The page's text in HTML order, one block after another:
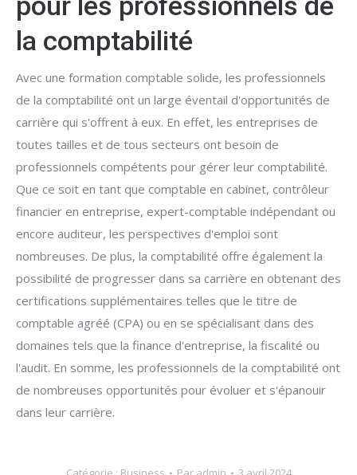
la comptabilité
Avec une formation comptable solide, les professionnels
de la comptabilité ont un large éventail d'opportunités de
carrière qui s'offrent à eux. En effet, les entreprises de
toutes tailles et de tous secteurs ont besoin de
professionnels compétents pour gérer leur comptabilité.
Que ce soit en tant que comptable en cabinet, contrôleur
financier en entreprise, expert-comptable indépendant ou
encore auditeur, les perspectives d'emploi sont
nombreuses. De plus, la comptabilité offre également la
possibilité de progresser dans sa carrière en obtenant des
certifications supplémentaires telles que le titre de
comptable agréé (CPA) ou en se spécialisant dans des
domaines tels que la finance d'entreprise, la fiscalité ou
l'audit. En somme, les professionnels de la comptabilité ont
de nombreuses opportunités pour évoluer et s'épanouir
dans leur carrière.